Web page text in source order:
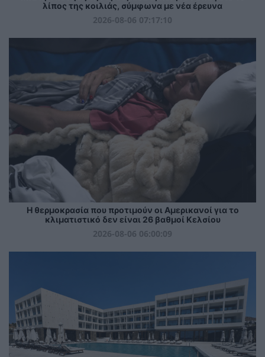
λίπος της κοιλιάς, σύμφωνα με νέα έρευνα
2026-08-06 07:17:10
Η θερμοκρασία που προτιμούν οι Αμερικανοί για το
κλιματιστικό δεν είναι 26 βαθμοί Κελσίου
2026-08-06 06:00:09